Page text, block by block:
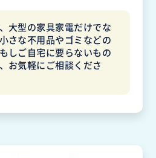
大型の家具家電だけでな
さな不用品やゴミなどの
しご自宅に要らないもの
お気軽にご相談くださ